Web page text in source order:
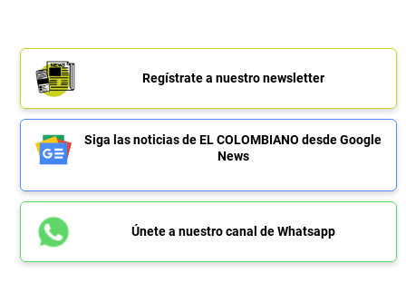
Regístrate a nuestro newsletter
Siga las noticias de EL COLOMBIANO desde Google
News
Únete a nuestro canal de Whatsapp